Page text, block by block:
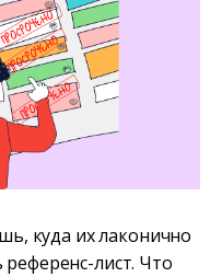
куда их лаконично
лист. Что